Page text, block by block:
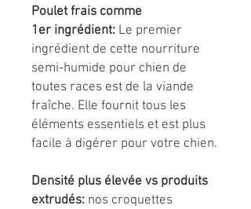
Poulet frais comme
1er ingrédient: Le premier
ingrédient de cette nourriture
semi-humide pour chien de
toutes races est de la viande
fraîche. Elle fournit tous les
éléments essentiels et est plus
facile à digérer pour votre chien.
Densité plus élevée vs produits
extrudés: nos croquettes